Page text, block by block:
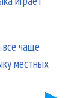
чаще
местных